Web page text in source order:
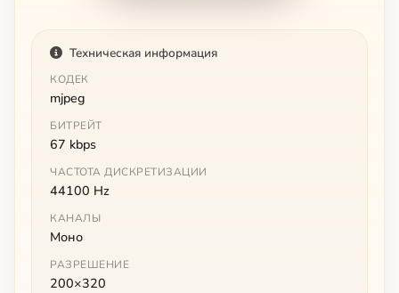
Техническая информация
КОДЕК
mjpeg
БИТРЕЙТ
67 kbps
ЧАСТОТА ДИСКРЕТИЗАЦИИ
44100 Hz
КАНАЛЫ
Моно
РАЗРЕШЕНИЕ
200×320